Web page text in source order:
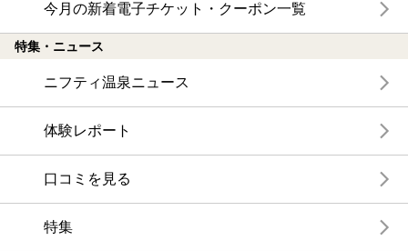
今月の新着電子チケット・クーポン一覧
特集・ニュース
ニフティ温泉ニュース
体験レポート
口コミを見る
特集